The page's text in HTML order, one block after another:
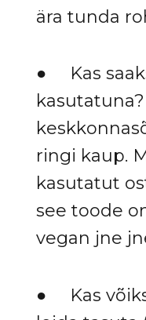
ära tunda
● Kas
ringi kaup.
kasutatut
see toode
vegan jne
● Kas